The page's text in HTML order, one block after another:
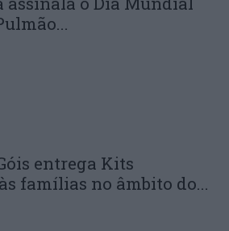
entrega Kits
famílias no âmbito do...